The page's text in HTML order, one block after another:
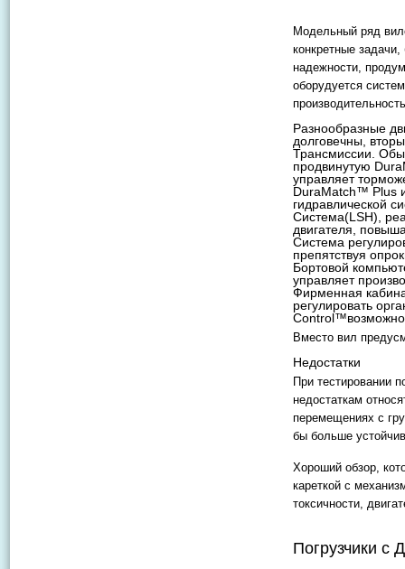
Модельный ряд
конкретные
надежности,
оборудуется
Разнообразные
долговечны,
Трансмиссии.
продвинутую
управляет
DuraMatch™ Plus
гидравлической
Система(LSH),
двигателя,
Система
препятствуя
Бортовой
управляет
Фирменная
регулировать
Control™возможно
Вместо вил
Недостатки
При тестировании
недостаткам
перемещениях с
бы больше
Хороший обзор,
кареткой с
токсичности,
Погрузчики с